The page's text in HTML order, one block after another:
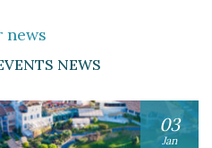
news
NEWS
03
Jan